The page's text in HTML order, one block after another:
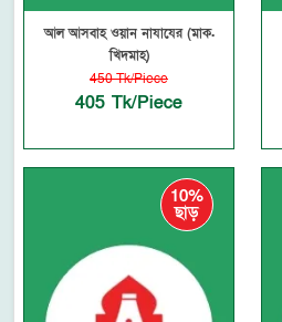
আল আসবাহ ওয়ান নাযাযের (মাক.
খিদমাহ)
450 Tk/Piece
405 Tk/Piece
10%
ছাড়